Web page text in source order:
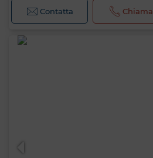
Contatta Chiama